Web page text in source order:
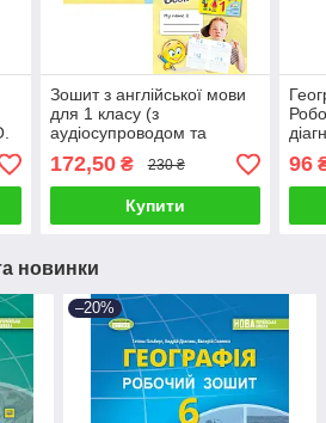
Зошит з англійської мови
для 1 класу (з
аудіосупроводом та
мультимедійною
інтерактивною
програмою). Карпюк О.
172,50₴ 230 ₴
Купити
96
новинки
–20%